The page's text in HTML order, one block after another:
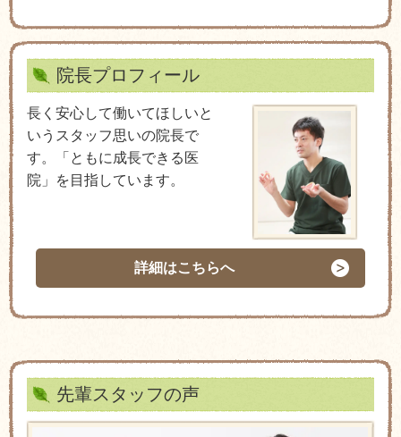
院長プロフィール
長く安心して働いてほしいと
いうスタッフ思いの院長で
す。「ともに成長できる医
院」を目指しています。
詳細はこちらへ
先輩スタッフの声